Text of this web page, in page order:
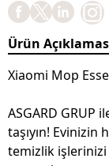
Ürün
Xiaomi Mop
ASGARD GRUP
taşıyın!
temizlik işlerinizi